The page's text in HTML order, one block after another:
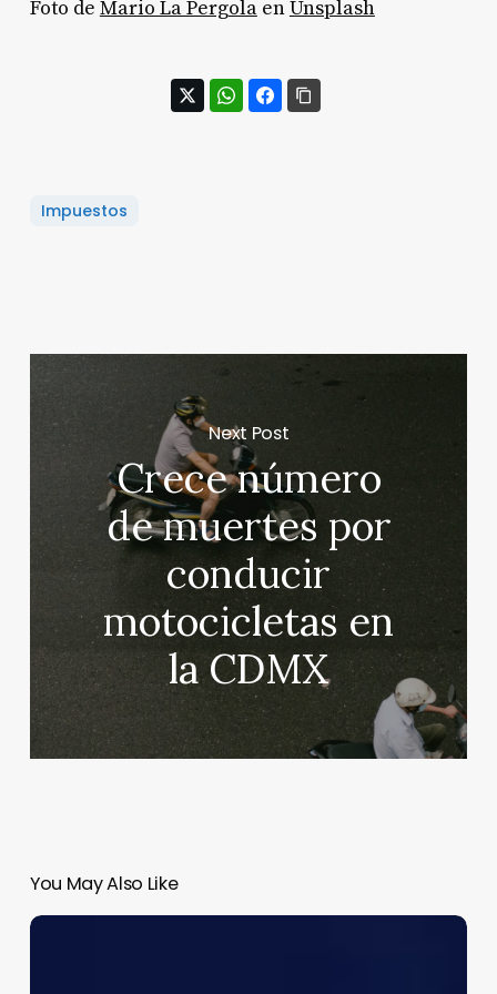
Foto de Mario La PergolaenUnsplash
Impuestos
Next Post
Crece número
de muertes por
conducir
motocicletas en
la CDMX
You May Also Like
¡Katy